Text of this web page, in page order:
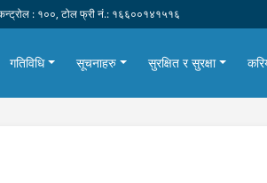
: १००, टोल फ्री नं.: १६६००१४१५१६
गतिविधि सूचनाहरु सुरक्षित र सुरक्षा